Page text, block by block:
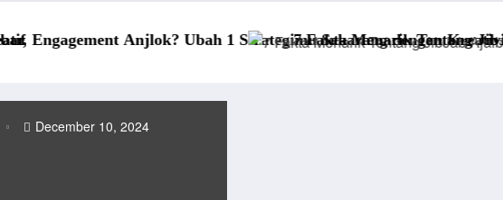
1 Strategimu Sekarang dengan Kreativitas JibJab!
7 Fakta Menarik Tentang JibJab Ajaib Indonesia
December 10, 2024